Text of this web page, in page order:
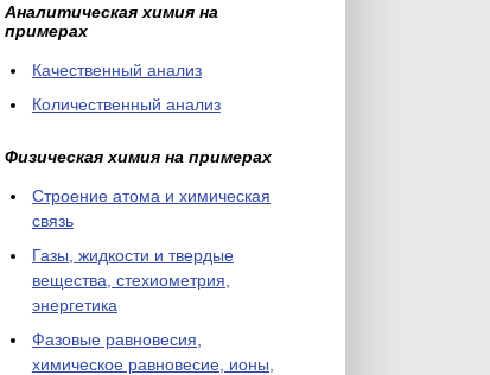
Аналитическая химия на
примерах
Качественный анализ
Количественный анализ
Физическая химия на примерах
Cтроение атома и химическая
связь
Газы, жидкости и твердые
вещества, стехиометрия,
энергетика
Фазовые равновесия,
химическое равновесие, ионы,